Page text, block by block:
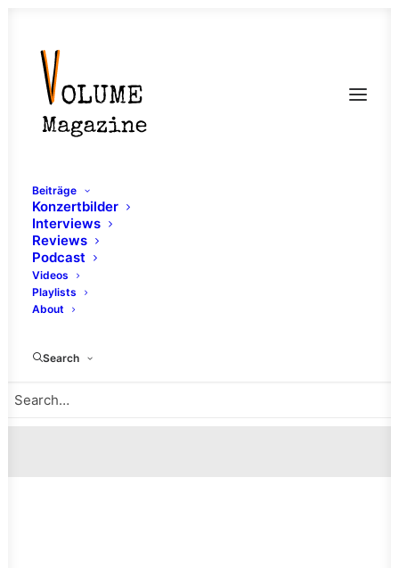
Beiträge
Konzertbilder
Interviews
Reviews
Podcast
Videos
Playlists
About
Search